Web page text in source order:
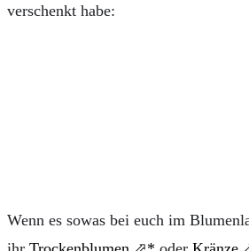
verschenkt habe:
Wenn es sowas bei euch im